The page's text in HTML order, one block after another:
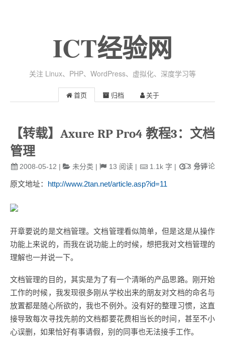
ICT经验网
关注 Linux、PHP、WordPress、虚拟化、深度学习等
首页 归档 关于
【转载】Axure RP Pro4 教程3：文档
管理
2008-05-12 | 未分类 | 13 阅读| 1.1k字 | 3 分钟
条评论
原文地址： http://www.2tan.net/article.asp?id=11
开章要说的是文档管理。文档管理看似简单，但是这是从操作
功能上来说的，而我在说功能上的时候，想把我对文档管理的
理解也一并说一下。
文档管理的目的，其实是为了有一个清晰的产品思路。刚开始
工作的时候，我发现很多刚从学校出来的朋友对文档的命名与
放置都是随心所欲的，我也不例外。没有好的整理习惯，这直
接导致每次寻找先前的文档都要花费相当长的时间，甚至不小
心误删，如果恰好有事请假，别的同事也无法接手工作。